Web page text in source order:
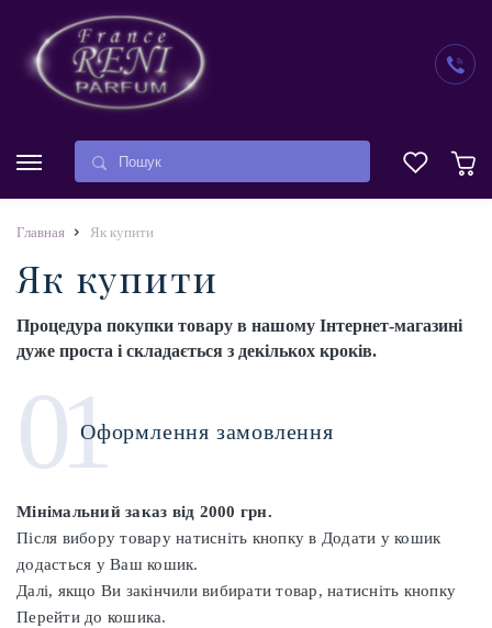
Главная Як купити
Як купити
Процедура покупки товару в нашому Інтернет-магазині
дуже проста і складається з декількох кроків.
01Оформлення замовлення
Мінімальний заказ від 2000 грн.
Після вибору товару натисніть кнопку в Додати у кошик
додасться у Ваш кошик.
Далі, якщо Ви закінчили вибирати товар, натисніть кнопку
Перейти до кошика.